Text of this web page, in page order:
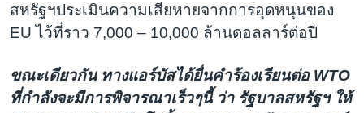
สหรัฐฯประเมินความเสียหายจากการอุดหนุนของ
EU ไว้ที่ราว 7,000 – 10,000 ล้านดอลลาร์ต่อปี
ขณะเดียวกัน ทางแอร์บัสได้ยื่นคำร้องเรียนต่อ WTO
ที่กำลังจะมีการพิจารณาเร็วๆนี้ ว่า รัฐบาลสหรัฐฯ ให้